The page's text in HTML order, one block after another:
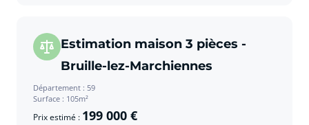
Estimation maison 3 pièces -
Bruille-lez-Marchiennes
Département : 59
Surface : 105m²
Prix estimé : 199 000 €